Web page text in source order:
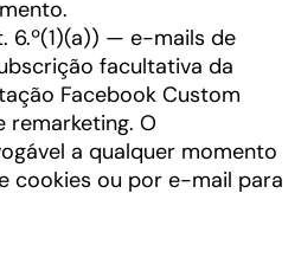
6.º(1)(a)) — e-mails de
facultativa da
Facebook Custom
remarketing. O
a qualquer momento
cookies ou por e-mail para